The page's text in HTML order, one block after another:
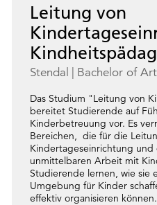
Leitung von
Stendal Bachelor of
Das Studium "Leitung von
bereitet Studierende auf
Kinderbetreuung vor. Es
Bereichen, die für die
Kindertageseinrichtung
unmittelbaren Arbeit mit
Studierende lernen, wie sie
Umgebung für Kinder
effektiv organisieren können.